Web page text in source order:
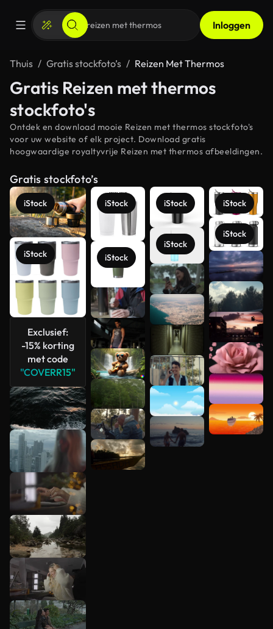
Inloggen
Thuis Gratis stockfoto’s Reizen Met Thermos
Gratis Reizen met thermos
stockfoto's
Ontdek en download mooie Reizen met thermos stockfoto's
voor uw website of elk project. Download gratis
hoogwaardige royaltyvrije Reizen met thermos afbeeldingen.
Gratis stockfoto’s
iStock
iStock
Exclusief:
-15% korting
met code
"COVERR15"
iStock
iStock
iStock
iStock
iStock
iStock
Meer
bekijken